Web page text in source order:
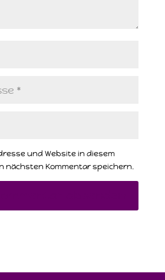
und Website in diesem
nächsten Kommentar speichern.